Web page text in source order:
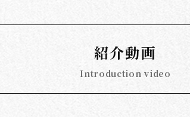
紹介動画
Introduction video